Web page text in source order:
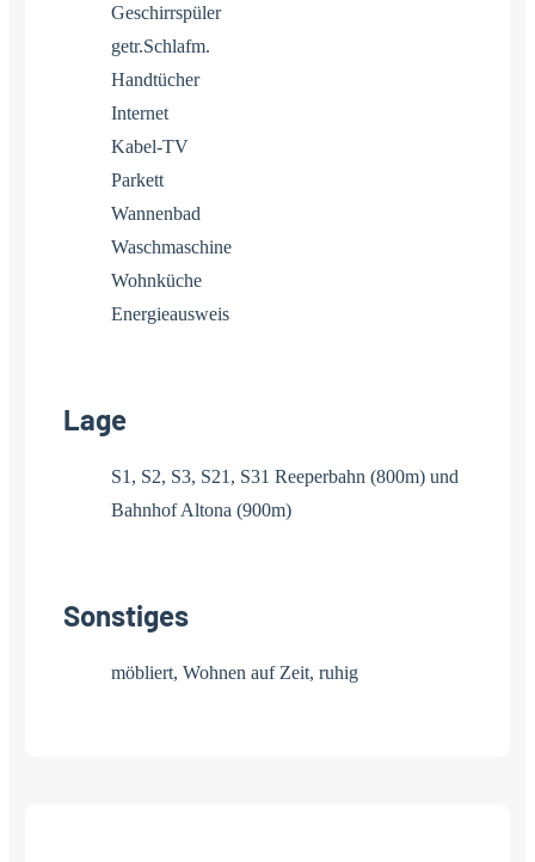
Geschirrspüler
getr.Schlafm.
Handtücher
Internet
Kabel-TV
Parkett
Wannenbad
Waschmaschine
Wohnküche
Energieausweis
Lage
S1, S2, S3, S21, S31 Reeperbahn (800m) und
Bahnhof Altona (900m)
Sonstiges
möbliert, Wohnen auf Zeit, ruhig